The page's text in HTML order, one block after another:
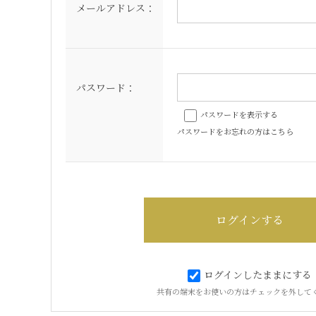
メールアドレス：
パスワード：
パスワードを表示する
パスワードをお忘れの方はこちら
ログインしたままにする
共有の端末をお使いの方はチェックを外して